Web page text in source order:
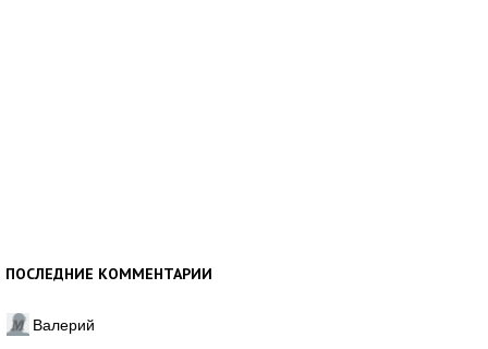
ПОСЛЕДНИЕ КОММЕНТАРИИ
Валерий